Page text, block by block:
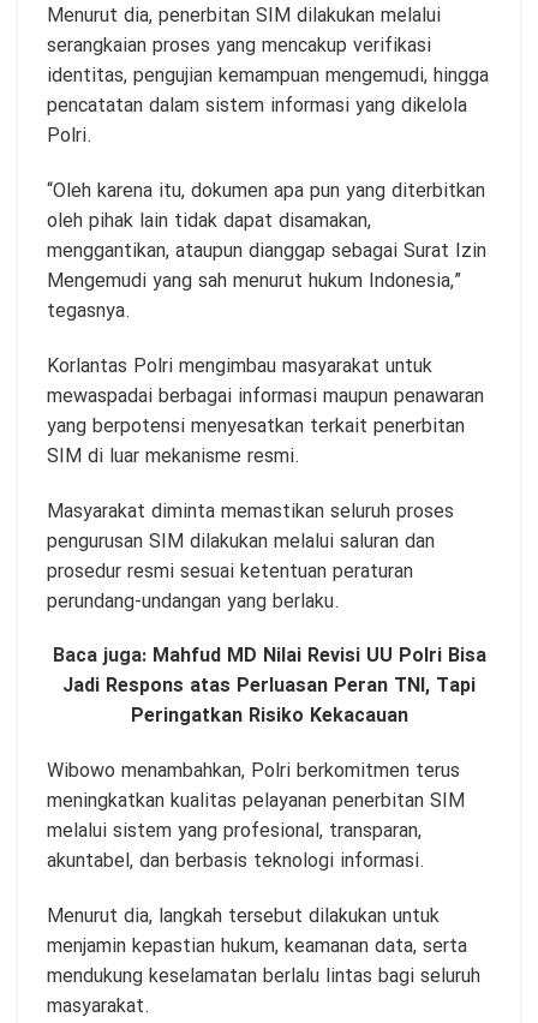
Menurut dia, penerbitan SIM dilakukan melalui
serangkaian proses yang mencakup verifikasi
identitas, pengujian kemampuan mengemudi, hingga
pencatatan dalam sistem informasi yang dikelola
Polri.
“Oleh karena itu, dokumen apa pun yang diterbitkan
oleh pihak lain tidak dapat disamakan,
menggantikan, ataupun dianggap sebagai Surat Izin
Mengemudi yang sah menurut hukum Indonesia,”
tegasnya.
Korlantas Polri mengimbau masyarakat untuk
mewaspadai berbagai informasi maupun penawaran
yang berpotensi menyesatkan terkait penerbitan
SIM di luar mekanisme resmi.
Masyarakat diminta memastikan seluruh proses
pengurusan SIM dilakukan melalui saluran dan
prosedur resmi sesuai ketentuan peraturan
perundang-undangan yang berlaku.
Baca juga: Mahfud MD Nilai Revisi UU Polri Bisa
Jadi Respons atas Perluasan Peran TNI, Tapi
Peringatkan Risiko Kekacauan
Wibowo menambahkan, Polri berkomitmen terus
meningkatkan kualitas pelayanan penerbitan SIM
melalui sistem yang profesional, transparan,
akuntabel, dan berbasis teknologi informasi.
Menurut dia, langkah tersebut dilakukan untuk
menjamin kepastian hukum, keamanan data, serta
mendukung keselamatan berlalu lintas bagi seluruh
masyarakat.